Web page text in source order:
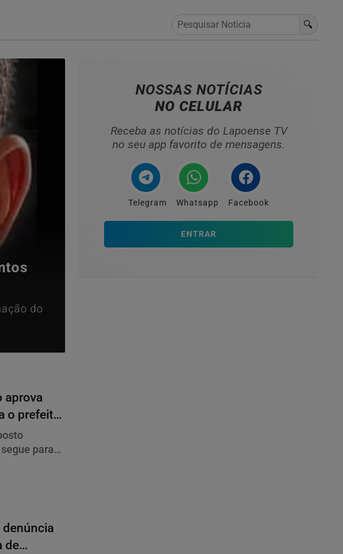
🔍
do
aprova
o prefeito
para
de
NOSSAS NOTÍCIAS
NO CELULAR
Receba as notícias do Lapoense TV
no seu app favorito de mensagens.
Telegram Whatsapp Facebook
ENTRAR